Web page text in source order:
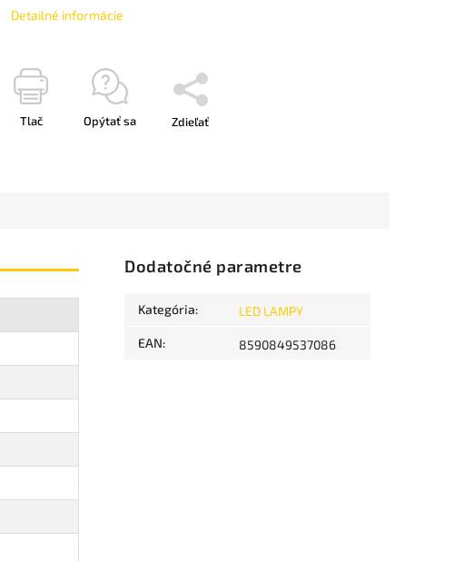
Detailné informácie
Tlač Opýtať sa Zdieľať
Dodatočné parametre
Kategória: LED LAMPY
EAN: 8590849537086